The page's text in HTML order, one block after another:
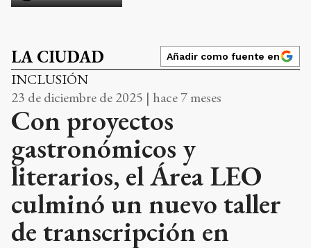
LA CIUDAD Añadir como fuente en
INCLUSIÓN
23 de diciembre de 2025 | hace 7 meses
Con proyectos
gastronómicos y
literarios, el Área LEO
culminó un nuevo taller
de transcripción en